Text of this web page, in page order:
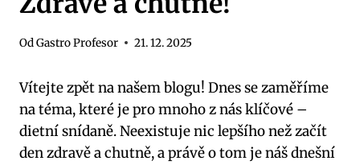
OdGastro Profesor 21. 12. 2025
Vítejte zpět na našem blogu! Dnes se zaměříme
na téma, které je pro mnoho z nás klíčové –
dietní snídaně. Neexistuje nic lepšího než začít
den zdravě a chutně, a právě o tom je náš dnešní